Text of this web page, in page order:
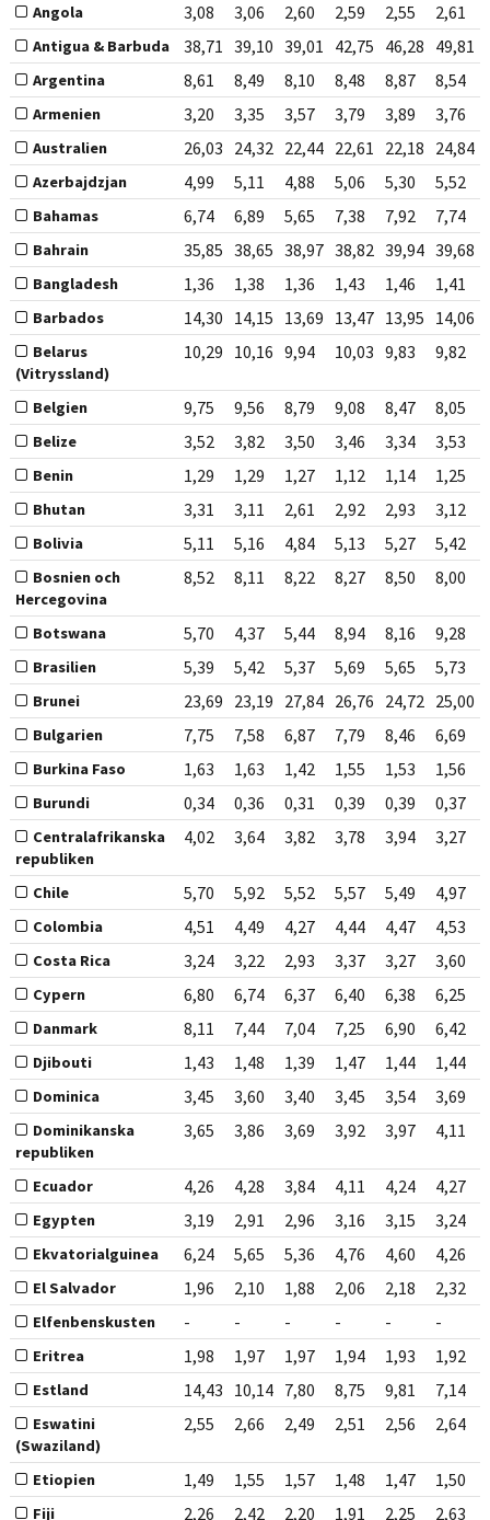
Angola 3,08 3,06 2,60 2,59 2,55 2,61
Antigua & Barbuda 38,71 39,10 39,01 42,75 46,28 49,81
Argentina 8,61 8,49 8,10 8,48 8,87 8,54
Armenien 3,20 3,35 3,57 3,79 3,89 3,76
Australien 26,03 24,32 22,44 22,61 22,18 24,84
Azerbajdzjan 4,99 5,11 4,88 5,06 5,30 5,52
Bahamas 6,74 6,89 5,65 7,38 7,92 7,74
Bahrain 35,85 38,65 38,97 38,82 39,94 39,68
Bangladesh 1,36 1,38 1,36 1,43 1,46 1,41
Barbados 14,30 14,15 13,69 13,47 13,95 14,06
Belarus
(Vitryssland)
10,29 10,16 9,94 10,03 9,83 9,82
Belgien 9,75 9,56 8,79 9,08 8,47 8,05
Belize 3,52 3,82 3,50 3,46 3,34 3,53
Benin 1,29 1,29 1,27 1,12 1,14 1,25
Bhutan 3,31 3,11 2,61 2,92 2,93 3,12
Bolivia 5,11 5,16 4,84 5,13 5,27 5,42
Bosnien och
Hercegovina
8,52 8,11 8,22 8,27 8,50 8,00
Botswana 5,70 4,37 5,44 8,94 8,16 9,28
Brasilien 5,39 5,42 5,37 5,69 5,65 5,73
Brunei 23,69 23,19 27,84 26,76 24,72 25,00
Bulgarien 7,75 7,58 6,87 7,79 8,46 6,69
Burkina Faso 1,63 1,63 1,42 1,55 1,53 1,56
Burundi 0,34 0,36 0,31 0,39 0,39 0,37
Centralafrikanska
republiken
4,02 3,64 3,82 3,78 3,94 3,27
Chile 5,70 5,92 5,52 5,57 5,49 4,97
Colombia 4,51 4,49 4,27 4,44 4,47 4,53
Costa Rica 3,24 3,22 2,93 3,37 3,27 3,60
Cypern 6,80 6,74 6,37 6,40 6,38 6,25
Danmark 8,11 7,44 7,04 7,25 6,90 6,42
Djibouti 1,43 1,48 1,39 1,47 1,44 1,44
Dominica 3,45 3,60 3,40 3,45 3,54 3,69
Dominikanska
republiken
3,65 3,86 3,69 3,92 3,97 4,11
Ecuador 4,26 4,28 3,84 4,11 4,24 4,27
Egypten 3,19 2,91 2,96 3,16 3,15 3,24
Ekvatorialguinea 6,24 5,65 5,36 4,76 4,60 4,26
El Salvador 1,96 2,10 1,88 2,06 2,18 2,32
Elfenbenskusten - - - - - -
Eritrea 1,98 1,97 1,97 1,94 1,93 1,92
Estland 14,43 10,14 7,80 8,75 9,81 7,14
Eswatini
(Swaziland)
2,55 2,66 2,49 2,51 2,56 2,64
Etiopien 1,49 1,55 1,57 1,48 1,47 1,50
Fiji 2,26 2,42 2,20 1,91 2,25 2,63